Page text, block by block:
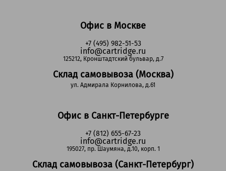
Офис в Москве
+7 (495) 982-51-53
info@cartridge.ru
125212, Кронштадтский бульвар, д.7
Склад самовывоза (Москва)
ул. Адмирала Корнилова, д.61
Офис в Санкт-Петербурге
+7 (812) 655-67-23
info@cartridge.ru
195027, пр. Шаумяна, д.10, корп. 1
Склад самовывоза (Санкт-Петербург)